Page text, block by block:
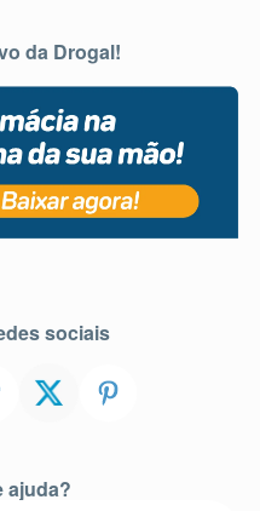
da Drogal!
sociais
ajuda?